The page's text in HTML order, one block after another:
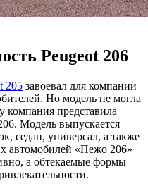
Peugeot 206
205 завоевал для компании
Но модель не могла
компания представила
Модель выпускается
седан, универсал, а также
автомобилей «Пежо 206»
а обтекаемые формы